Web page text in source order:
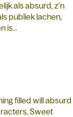
als absurd, z'n
publiek lachen,
filled will absurd
Sweet